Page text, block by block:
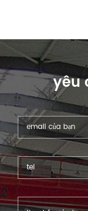
yêu